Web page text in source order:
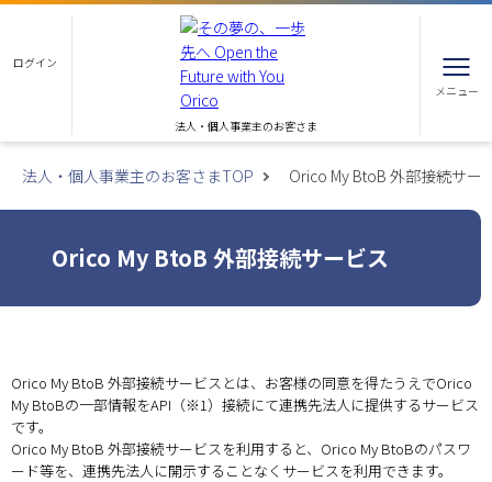
ログイン
法人・個人事業主のお客さま
メニュー
法人・個人事業主のお客さまTOP Orico My BtoB 外部接続サー
Orico My BtoB 外部接続サービス
Orico My BtoB 外部接続サービスとは、お客様の同意を得たうえでOrico
My BtoBの一部情報をAPI（※1）接続にて連携先法人に提供するサービス
です。
Orico My BtoB 外部接続サービスを利用すると、Orico My BtoBのパスワ
ード等を、連携先法人に開示することなくサービスを利用できます。